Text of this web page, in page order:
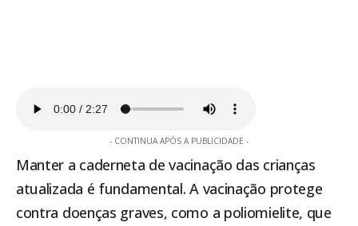
- CONTINUA APÓS A PUBLICIDADE -
Manter a caderneta de vacinação das crianças
atualizada é fundamental. A vacinação protege
contra doenças graves, como a poliomielite, que